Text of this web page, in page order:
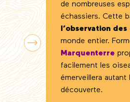
de nombreuses
échassiers. Cette
l’observation
monde entier.
Marquenterre
facilement les
émerveillera
découverte.